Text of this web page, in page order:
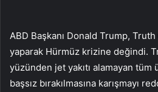
ABD Başkanı Donald Trump,
yaparak Hürmüz krizine değindi.
yüzünden jet yakıtı alamayan tüm
başsız bırakılmasına karışmayı